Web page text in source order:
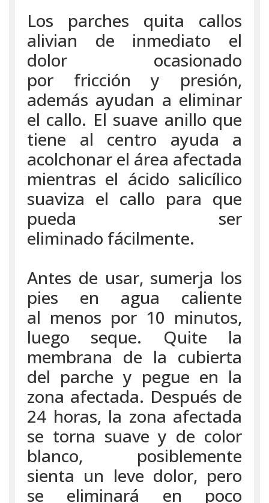
Los parches quita callos
alivian de inmediato el
dolor ocasionado
por fricción y presión,
además ayudan a eliminar
el callo. El suave anillo que
tiene al centro ayuda a
acolchonar el área afectada
mientras el ácido salicílico
suaviza el callo para que
pueda ser
eliminado fácilmente.
Antes de usar, sumerja los
pies en agua caliente
al menos por 10 minutos,
luego seque. Quite la
membrana de la cubierta
del parche y pegue en la
zona afectada. Después de
24 horas, la zona afectada
se torna suave y de color
blanco, posiblemente
sienta un leve dolor, pero
se eliminará en poco